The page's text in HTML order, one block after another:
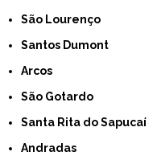
São Lourenço
Santos Dumont
Arcos
São Gotardo
Santa Rita do Sapucaí
Andradas